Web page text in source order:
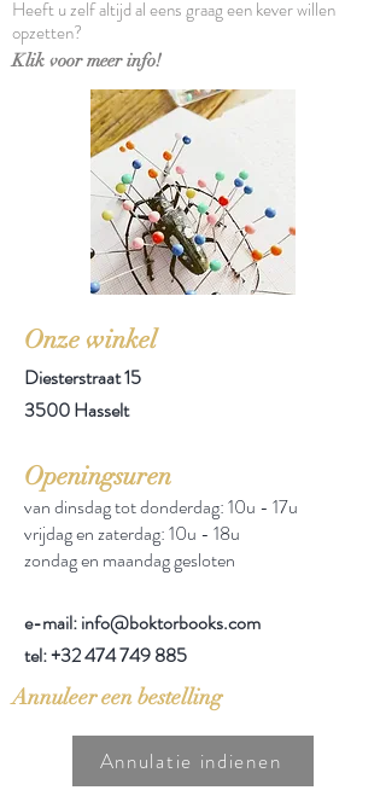
Pages: [26], 626, [92] p.
Size: 37 x 23 x 6 cm
Heeft u zelf altijd al eens graag een kever willen
opzetten?
Klik voor meer info!
Onze winkel
Diesterstraat 15
3500 Hasselt
Openingsuren
van dinsdag tot donderdag: 10u - 17u
vrijdag en zaterdag: 10u - 18u
zondag en maandag gesloten
e-mail: info@boktorbooks.com
tel:+32 474 749 885
Annuleer een bestelling
Annulatie indienen